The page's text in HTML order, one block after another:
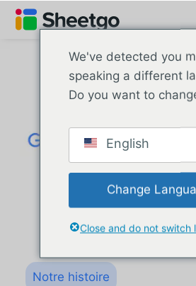
Notre histoire
We've detected you
speaking a different
Do you want to
English
Change
Close and do not switch